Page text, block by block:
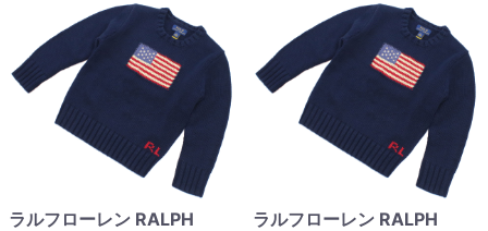
ラルフローレン RALPH
ラルフローレン RALPH